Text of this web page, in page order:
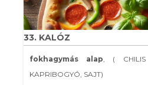
33. KALÓZ
fokhagymás alap, ( CHILIS
KAPRIBOGYÓ, SAJT)